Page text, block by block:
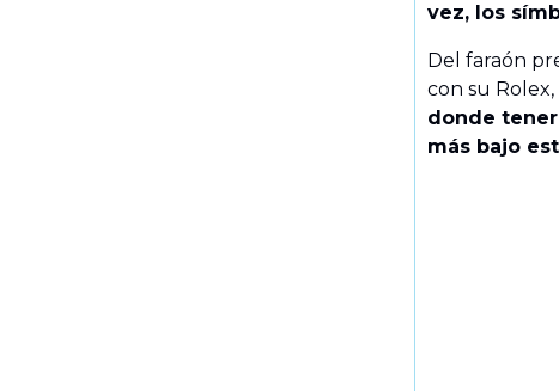
vez, los
Del faraón
con su Rolex,
donde
más bajo